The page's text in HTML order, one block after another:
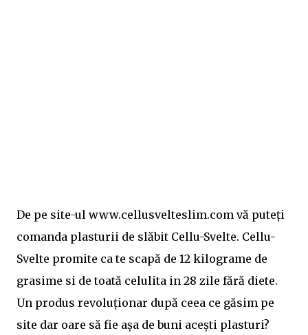
De pe site-ul www.cellusvelteslim.com vă puteți
comanda plasturii de slăbit Cellu-Svelte. Cellu-
Svelte promite ca te scapă de 12 kilograme de
grasime si de toată celulita in 28 zile fără diete.
Un produs revoluționar după ceea ce găsim pe
site dar oare să fie așa de buni acești plasturi?